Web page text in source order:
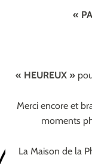
«
« HEUREUX »
Merci encore et
moments
La Maison de la